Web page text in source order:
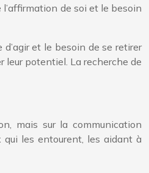
de soi et le besoin
et le besoin de se retirer
leur potentiel. La recherche de
mais sur la communication
qui les entourent, les aidant à